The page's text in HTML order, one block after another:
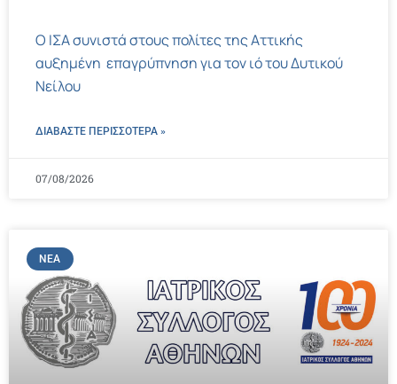
Ο ΙΣΑ συνιστά στους πολίτες της Αττικής
αυξημένη επαγρύπνηση για τον ιό του Δυτικού
Νείλου
ΔΙΑΒΑΣΤΕ ΠΕΡΙΣΣΌΤΕΡΑ »
07/08/2026
ΝΈΑ